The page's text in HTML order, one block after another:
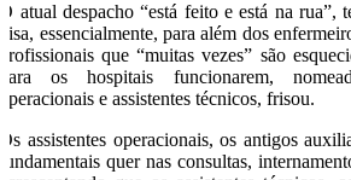
O atual despacho “está feito e está na rua”,
visa, essencialmente, para além dos
profissionais que “muitas vezes” são
para os hospitais funcionarem,
operacionais e assistentes técnicos, frisou.
Os assistentes operacionais, os antigos
fundamentais quer nas consultas,